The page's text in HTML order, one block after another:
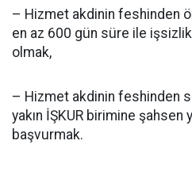
– Hizmet akdinin feshinden
en az 600 gün süre ile
olmak,
– Hizmet akdinin feshinden
yakın İŞKUR birimine
başvurmak.